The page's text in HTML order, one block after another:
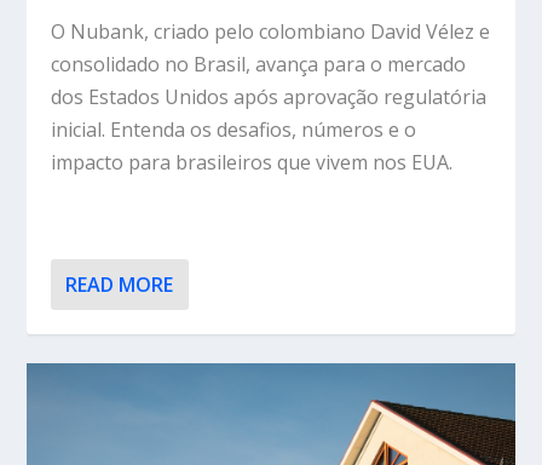
O Nubank, criado pelo colombiano David Vélez e
consolidado no Brasil, avança para o mercado
dos Estados Unidos após aprovação regulatória
inicial. Entenda os desafios, números e o
impacto para brasileiros que vivem nos EUA.
READ MORE